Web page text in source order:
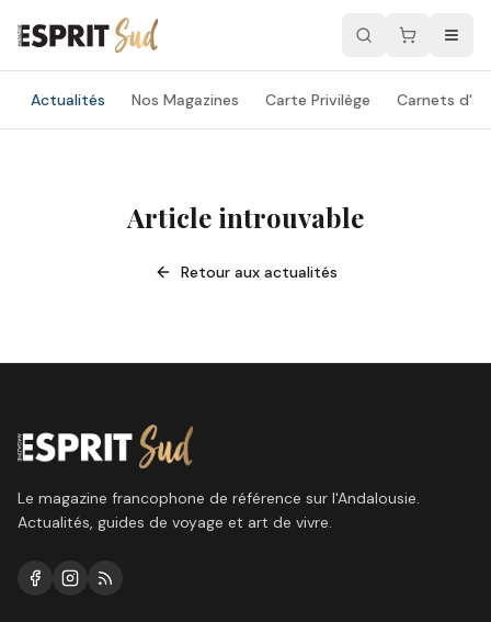
Actualités Nos Magazines Carte Privilège Carnets
Article introuvable
Retour aux actualités
Le magazine francophone de référence sur l'Andalousie.
Actualités, guides de voyage et art de vivre.